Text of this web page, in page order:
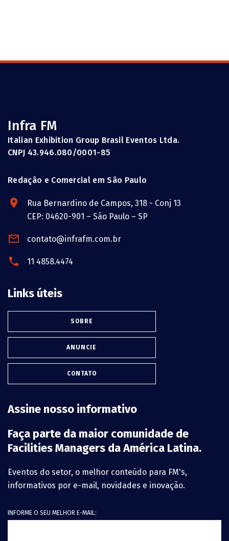
Infra FM
Italian Exhibition Group Brasil Eventos Ltda.
CNPJ 43.946.080/0001-85
Redação e Comercial em São Paulo
Rua Bernardino de Campos, 318 - Conj 13
CEP: 04620-901 – São Paulo – SP
contato@infrafm.com.br
11 4858.4474
Links úteis
SOBRE
ANUNCIE
CONTATO
Assine nosso informativo
Faça parte da maior comunidade de
Facilities Managers da América Latina.
Eventos do setor, o melhor conteúdo para FM's,
informativos por e-mail, novidades e inovação.
INFORME O SEU MELHOR E-MAIL: